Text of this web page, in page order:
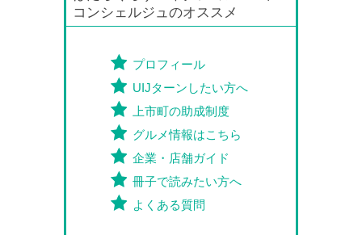
コンシェルジュのオススメ
プロフィール
UIJターンしたい方へ
上市町の助成制度
グルメ情報はこちら
企業・店舗ガイド
冊子で読みたい方へ
よくある質問